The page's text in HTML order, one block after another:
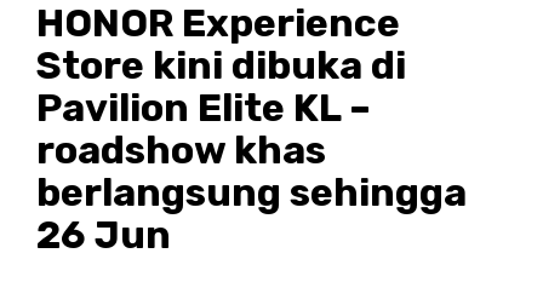
HONOR Experience
Store kini dibuka di
Pavilion Elite KL –
roadshow khas
berlangsung sehingga
26 Jun